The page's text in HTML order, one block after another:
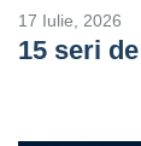
17 Iulie, 2026
15 seri